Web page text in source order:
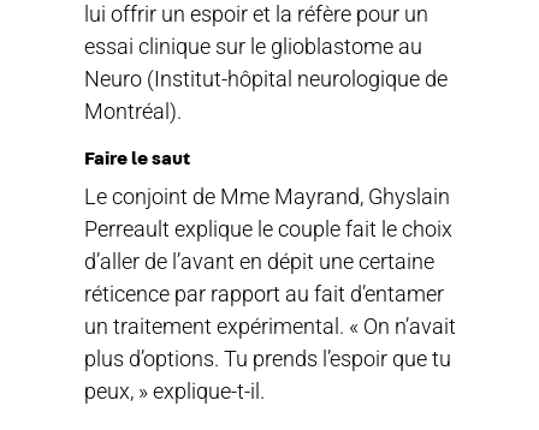
lui offrir un espoir et la réfère pour un
essai clinique sur le glioblastome au
Neuro (Institut-hôpital neurologique de
Montréal).
Faire le saut
Le conjoint de Mme Mayrand, Ghyslain
Perreault explique le couple fait le choix
d’aller de l’avant en dépit une certaine
réticence par rapport au fait d’entamer
un traitement expérimental. « On n’avait
plus d’options. Tu prends l’espoir que tu
peux, » explique-t-il.